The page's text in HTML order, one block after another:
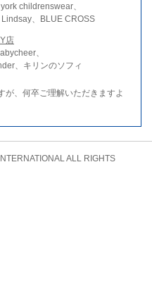
childrenswear、
、BLUE CROSS
店
、
、キリンのソフィ
が、何卒ご理解いただきますよ